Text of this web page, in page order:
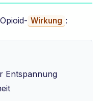
Wirkung :
Entspannung